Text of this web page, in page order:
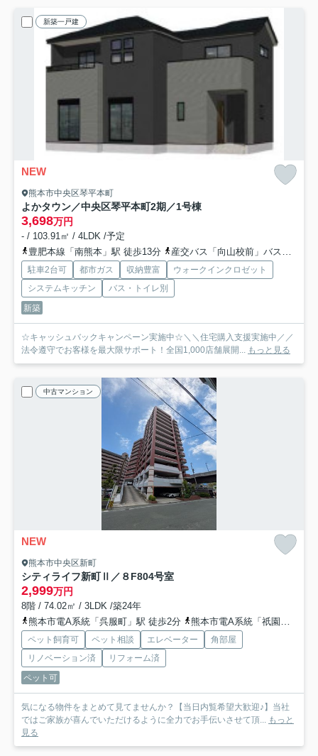
新築一戸建
NEW
熊本市中央区琴平本町
よかタウン／中央区琴平本町2期／1号棟
3,698万円
- / 103.91㎡ / 4LDK /予定
豊肥本線「南熊本」駅 徒歩13分
産交バス「向山校前」バス停下車 徒歩5分
駐車2台可 都市ガス 収納豊富
ウォークインクロゼット
システムキッチン
バス・トイレ別
新築
☆キャッシュバックキャンペーン実施中☆＼＼住宅購入支援実施中／／
法令遵守でお客様を最大限サポート！全国1,000店舗展開... もっと見る
中古マンション
NEW
熊本市中央区新町
シティライフ新町Ⅱ／８F804号室
2,999万円
8階 / 74.02㎡ / 3LDK /築24年
熊本市電A系統「呉服町」駅 徒歩2分
熊本市電A系統「祇園橋」駅 徒歩5分
ペット飼育可 ペット相談 エレベーター
角部屋
リノベーション済
リフォーム済
ペット可
気になる物件をまとめて見てませんか？【当日内覧希望大歓迎♪】当社
ではご家族が喜んでいただけるように全力でお手伝いさせて頂... もっと
見る